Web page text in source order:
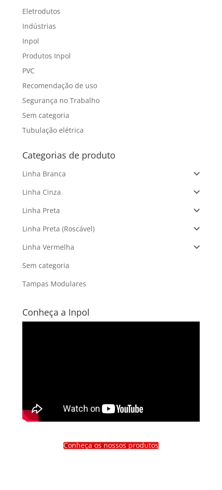
Eletrodutos
Indústrias
Inpol
Produtos Inpol
PVC
Recomendação de uso
Segurança no Trabalho
Sem categoria
Tubulação elétrica
Categorias de produto
Linha Branca
Linha Cinza
Linha Preta
Linha Preta (Roscável)
Linha Vermelha
Sem categoria
Tampas Modulares
Conheça a Inpol
Conheça os nossos produtos